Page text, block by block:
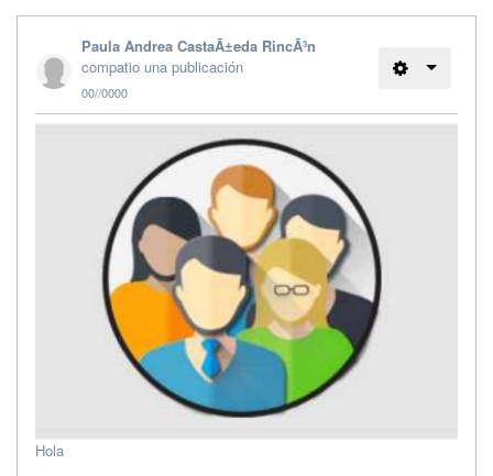
Paula Andrea CastaÃ±eda RincÃ³n
compatio una publicación
00//0000
Hola